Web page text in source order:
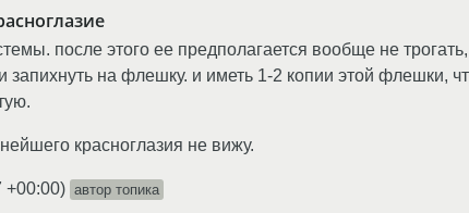
после этого ее предполагается вообще не
запихнуть на флешку. и иметь 1-2 копии этой флешки,
красноглазия не вижу.
+00:00) автор топика